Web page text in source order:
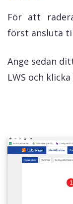
För att
först ansluta
Ange sedan
LWS och